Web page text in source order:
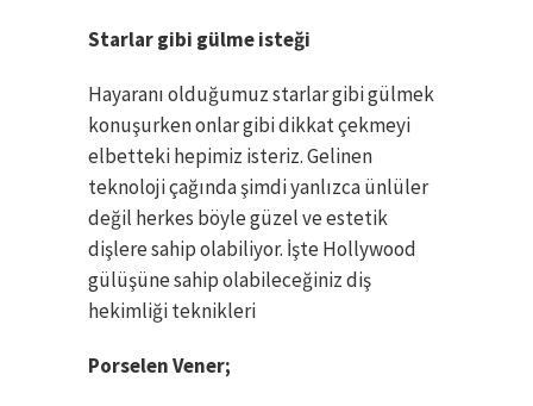
Starlar gibi gülme isteği
Hayaranı olduğumuz starlar gibi gülmek
konuşurken onlar gibi dikkat çekmeyi
elbetteki hepimiz isteriz. Gelinen
teknoloji çağında şimdi yanlızca ünlüler
değil herkes böyle güzel ve estetik
dişlere sahip olabiliyor. İşte Hollywood
gülüşüne sahip olabileceğiniz diş
hekimliği teknikleri
Porselen Vener;